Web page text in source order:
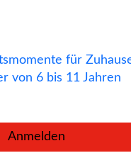
für
von 6 bis 11 Jahren
Anmelden